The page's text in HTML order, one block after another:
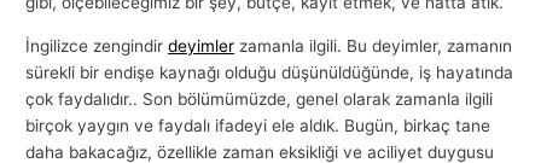
İngilizce zengindirdeyimler zamanla ilgili. Bu deyimler, zamanın
sürekli bir endişe kaynağı olduğu düşünüldüğünde, iş hayatında
çok faydalıdır.. Son bölümümüzde, genel olarak zamanla ilgili
birçok yaygın ve faydalı ifadeyi ele aldık. Bugün, birkaç tane
daha bakacağız, özellikle zaman eksikliği ve aciliyet duygusu